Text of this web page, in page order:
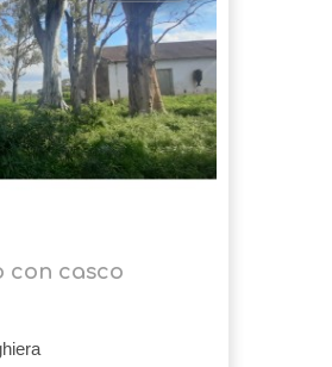
con casco